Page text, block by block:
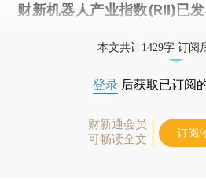
财新机器人产业指数(RII)已发
本文共计1429字 订阅
登录 后获取已订阅
财新通会员
可畅读全文
订阅/